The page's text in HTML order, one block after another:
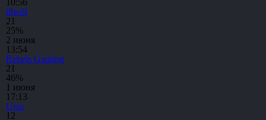
10:56
illwill
21
25%
2 июня
13:54
Rebels Gaming
21
46%
1 июня
17:13
Ursa
1 2